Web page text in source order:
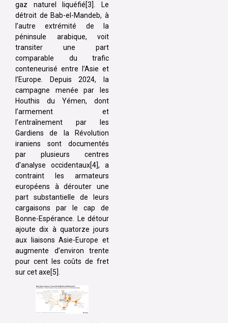
gaz naturel liquéfié[3]. Le
détroit de Bab-el-Mandeb, à
l’autre extrémité de la
péninsule arabique, voit
transiter une part
comparable du trafic
conteneurisé entre l’Asie et
l’Europe. Depuis 2024, la
campagne menée par les
Houthis du Yémen, dont
l’armement et
l’entraînement par les
Gardiens de la Révolution
iraniens sont documentés
par plusieurs centres
d’analyse occidentaux[4], a
contraint les armateurs
européens à dérouter une
part substantielle de leurs
cargaisons par le cap de
Bonne-Espérance. Le détour
ajoute dix à quatorze jours
aux liaisons Asie-Europe et
augmente d’environ trente
pour cent les coûts de fret
sur cet axe[5].